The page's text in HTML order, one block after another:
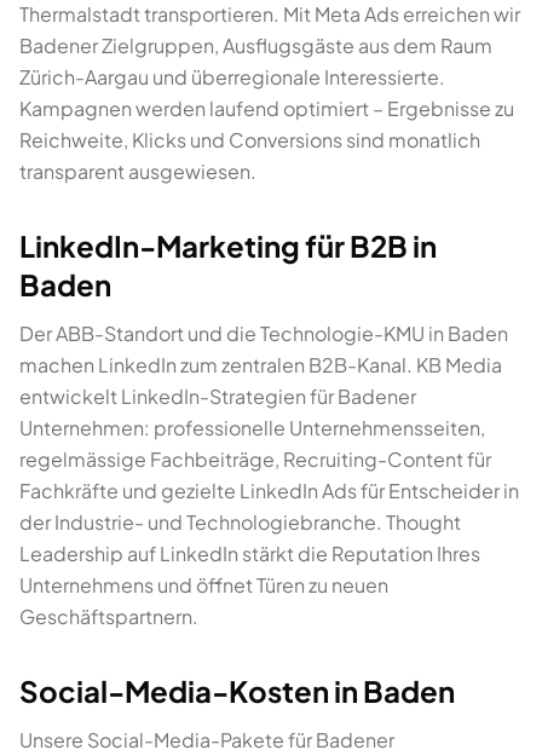
Thermalstadt transportieren. Mit Meta Ads erreichen wir
Badener Zielgruppen, Ausflugsgäste aus dem Raum
Zürich-Aargau und überregionale Interessierte.
Kampagnen werden laufend optimiert – Ergebnisse zu
Reichweite, Klicks und Conversions sind monatlich
transparent ausgewiesen.
LinkedIn-Marketing für B2B in
Baden
Der ABB-Standort und die Technologie-KMU in Baden
machen LinkedIn zum zentralen B2B-Kanal. KB Media
entwickelt LinkedIn-Strategien für Badener
Unternehmen: professionelle Unternehmensseiten,
regelmässige Fachbeiträge, Recruiting-Content für
Fachkräfte und gezielte LinkedIn Ads für Entscheider in
der Industrie- und Technologiebranche. Thought
Leadership auf LinkedIn stärkt die Reputation Ihres
Unternehmens und öffnet Türen zu neuen
Geschäftspartnern.
Social-Media-Kosten in Baden
Unsere Social-Media-Pakete für Badener